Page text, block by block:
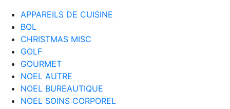
APPAREILS DE CUISINE
BOL
CHRISTMAS MISC
GOLF
GOURMET
NOEL AUTRE
NOEL BUREAUTIQUE
NOEL SOINS CORPOREL